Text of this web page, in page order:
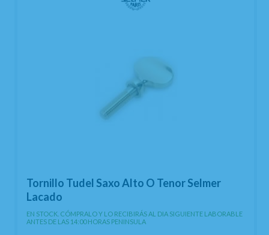
Tornillo Tudel Saxo Alto O Tenor Selmer
Lacado
EN STOCK. CÓMPRALO Y LO RECIBIRÁS AL DIA SIGUIENTE LABORABLE
ANTES DE LAS 14:00 HORAS PENINSULA